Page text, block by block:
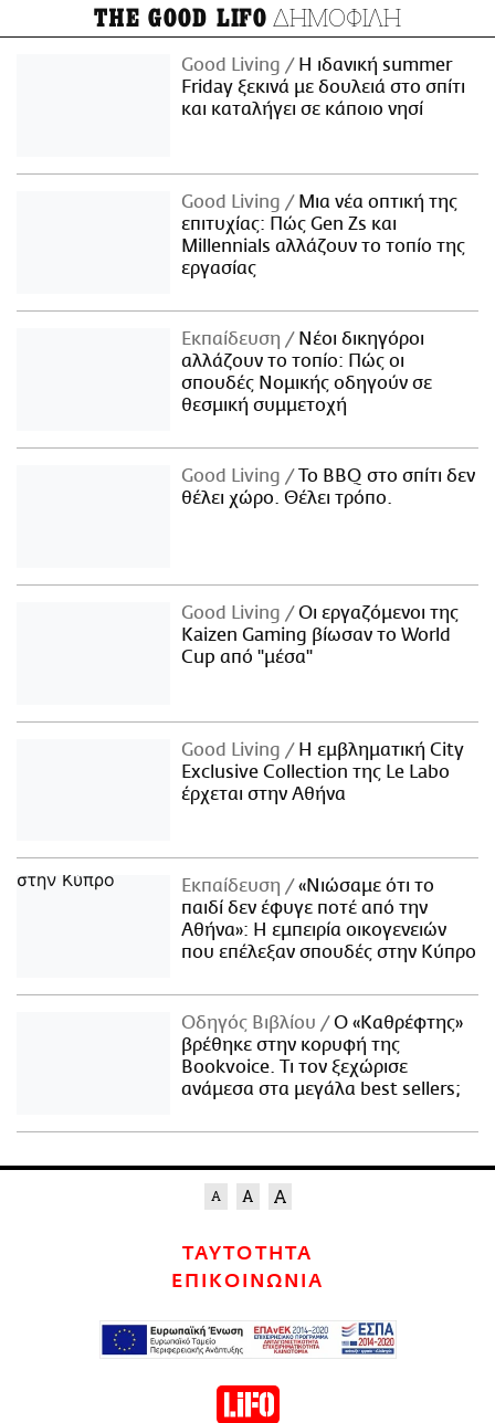
THE GOOD LIFO ΔΗΜΟΦΙΛΗ
Good Living
Η ιδανική summer
Friday ξεκινά με δουλειά στο σπίτι
και καταλήγει σε κάποιο νησί
Good Living
Μια νέα οπτική της
επιτυχίας: Πώς Gen Zs και
Millennials αλλάζουν το τοπίο της
εργασίας
Εκπαίδευση
Νέοι δικηγόροι
αλλάζουν το τοπίο: Πώς οι
σπουδές Νομικής οδηγούν σε
θεσμική συμμετοχή
Good Living
Το BBQ στο σπίτι δεν
θέλει χώρο. Θέλει τρόπο.
Good Living
Οι εργαζόμενοι της
Kaizen Gaming βίωσαν το World
Cup από "μέσα"
Good Living
Η εμβληματική City
Exclusive Collection της Le Labo
έρχεται στην Αθήνα
Εκπαίδευση
«Νιώσαμε ότι το
παιδί δεν έφυγε ποτέ από την
Αθήνα»: Η εμπειρία οικογενειών
που επέλεξαν σπουδές στην Κύπρο
Οδηγός Βιβλίου
Ο «Καθρέφτης»
βρέθηκε στην κορυφή της
Bookvoice. Τι τον ξεχώρισε
ανάμεσα στα μεγάλα best sellers;
ΤΑΥΤΟΤΗΤΑ
ΕΠΙΚΟΙΝΩΝΙΑ